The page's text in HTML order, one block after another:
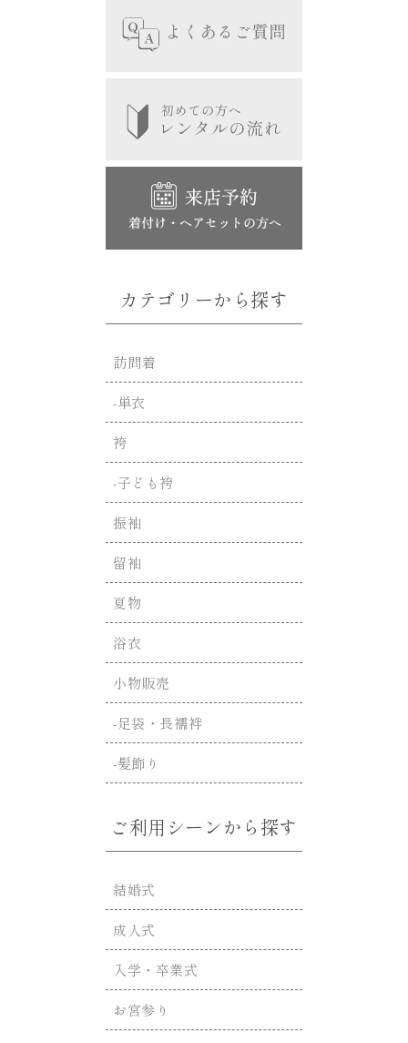
カテゴリーから探す
訪問着
-単衣
袴
-子ども袴
振袖
留袖
夏物
浴衣
小物販売
-足袋・長襦袢
-髪飾り
ご利用シーンから探す
結婚式
成人式
入学・卒業式
お宮参り